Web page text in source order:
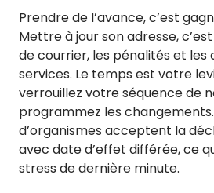
Prendre de l’avance, c’est
Mettre à jour son adresse,
de courrier, les pénalités et les
services. Le temps est votre
verrouillez votre séquence de
programmez les
d’organismes acceptent la
avec date d’effet différée, ce
stress de dernière minute.